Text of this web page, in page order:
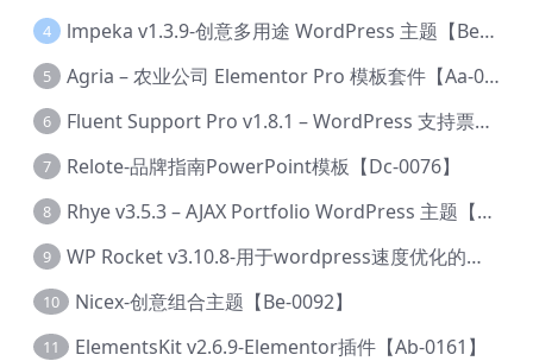
4 lmpeka v1.3.9-创意多用途 WordPress 主题【Be-0064】
5 Agria – 农业公司 Elementor Pro 模板套件【Aa-0003】
6 Fluent Support Pro v1.8.1 – WordPress 支持票务系统【Cc-0041】
7 Relote-品牌指南PowerPoint模板【Dc-0076】
8 Rhye v3.5.3 – AJAX Portfolio WordPress 主题【Bi-0049】
9 WP Rocket v3.10.8-用于wordpress速度优化的缓存加速插件【Cd-0019】
10 Nicex-创意组合主题【Be-0092】
11 ElementsKit v2.6.9-Elementor插件【Ab-0161】